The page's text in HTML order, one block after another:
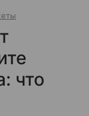
что